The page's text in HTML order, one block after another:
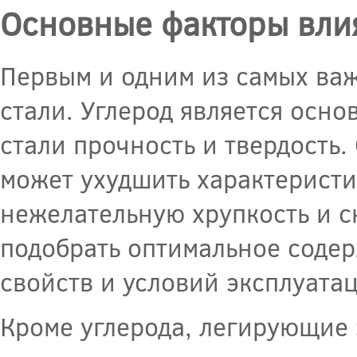
Основные факторы
Первым и одним из самых
стали. Углерод является
стали прочность и
может ухудшить
нежелательную хрупкость и
подобрать оптимальное
свойств и условий
Кроме углерода,